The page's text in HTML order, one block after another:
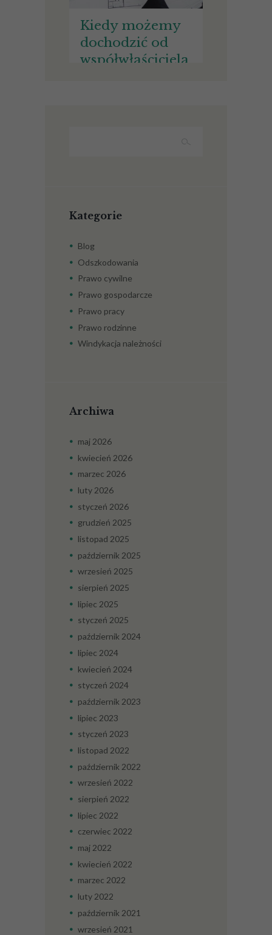
Kiedy możemy
dochodzić od
współwłaściciela
Kategorie
Blog
Odszkodowania
Prawo cywilne
Prawo gospodarcze
Prawo pracy
Prawo rodzinne
Windykacja należności
Archiwa
maj 2026
kwiecień 2026
marzec 2026
luty 2026
styczeń 2026
grudzień 2025
listopad 2025
październik 2025
wrzesień 2025
sierpień 2025
lipiec 2025
styczeń 2025
październik 2024
lipiec 2024
kwiecień 2024
styczeń 2024
październik 2023
lipiec 2023
styczeń 2023
listopad 2022
październik 2022
wrzesień 2022
sierpień 2022
lipiec 2022
czerwiec 2022
maj 2022
kwiecień 2022
marzec 2022
luty 2022
październik 2021
wrzesień 2021